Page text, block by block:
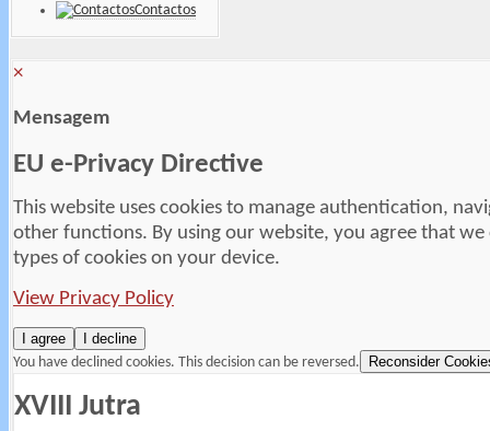
Contactos
×
Mensagem
EU e-Privacy Directive
This website uses cookies to manage authentication,
other functions. By using our website, you agree that we
types of cookies on your device.
View Privacy Policy
I agree
I decline
You have declined cookies. This decision can be reversed.
Reconsider
XVIII Jutra